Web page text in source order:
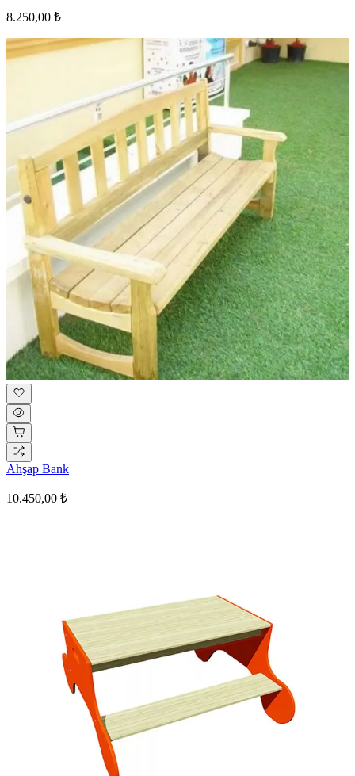
8.250,00 ₺
Ahşap Bank
10.450,00 ₺